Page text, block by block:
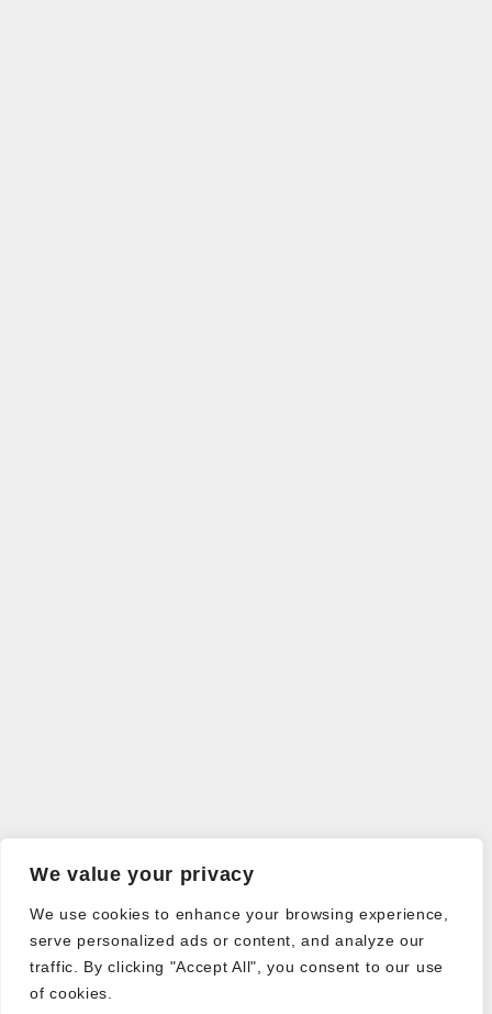
We value your privacy
We use cookies to enhance your browsing experience,
serve personalized ads or content, and analyze our
traffic. By clicking "Accept All", you consent to our use
of cookies.